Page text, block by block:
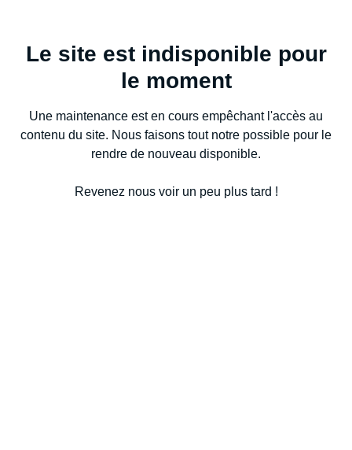
Le site est indisponible pour
le moment
Une maintenance est en cours empêchant l'accès au
contenu du site. Nous faisons tout notre possible pour le
rendre de nouveau disponible.
Revenez nous voir un peu plus tard !